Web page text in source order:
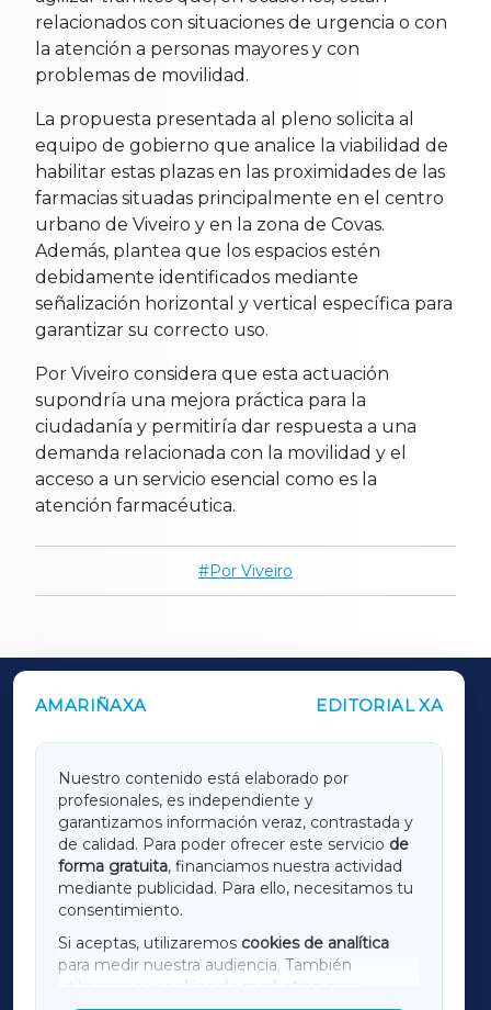
relacionados con situaciones de urgencia o con
la atención a personas mayores y con
problemas de movilidad.
La propuesta presentada al pleno solicita al
equipo de gobierno que analice la viabilidad de
habilitar estas plazas en las proximidades de las
farmacias situadas principalmente en el centro
urbano de Viveiro y en la zona de Covas.
Además, plantea que los espacios estén
debidamente identificados mediante
señalización horizontal y vertical específica para
garantizar su correcto uso.
Por Viveiro considera que esta actuación
supondría una mejora práctica para la
ciudadanía y permitiría dar respuesta a una
demanda relacionada con la movilidad y el
acceso a un servicio esencial como es la
atención farmacéutica.
Por Viveiro
AMARIÑAXA EDITORIAL XA
Nuestro contenido está elaborado por
profesionales, es independiente y
garantizamos información veraz, contrastada y
de calidad. Para poder ofrecer este servicio de
forma gratuita, financiamos nuestra actividad
mediante publicidad. Para ello, necesitamos tu
consentimiento.
Si aceptas, utilizaremos cookies de analítica
para medir nuestra audiencia. También
utilizaremos
cookies de marketing
OUTROS PERIÓDICOS
LUGOXA
TERRACHAXA
AMARIÑAXA